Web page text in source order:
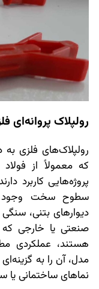
رولپلاک پروانه‌ای
رولپلاک‌های فلزی
که معمولاً از
پروژه‌هایی کاربرد
سطوح سخت وجود
دیوارهای بتنی،
صنعتی یا خارجی
هستند، عملکردی
مدل، آن را به
نماهای ساختمانی یا